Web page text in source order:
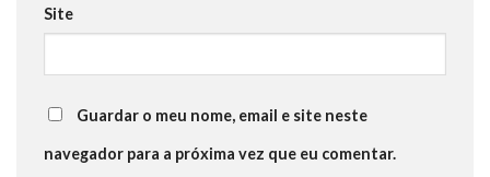
Site
Guardar o meu nome, email e site neste
navegador para a próxima vez que eu comentar.